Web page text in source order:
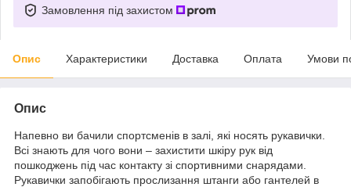
Замовлення під захистом
Опис Характеристики Доставка Оплата Умови
Опис
Напевно ви бачили спортсменів в залі, які носять рукавички.
Всі знають для чого вони – захистити шкіру рук від
пошкоджень під час контакту зі спортивними снарядами.
Рукавички запобігають прослизання штанги або гантелей в